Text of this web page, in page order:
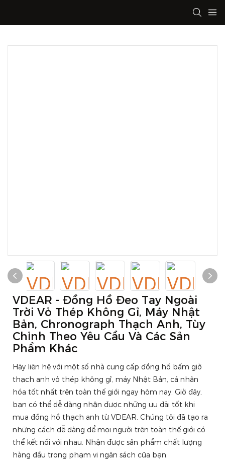
VDEAR - Đồng Hồ Đeo Tay Ngoài
Trời Vỏ Thép Không Gỉ, Máy Nhật
Bản, Chronograph Thạch Anh, Tùy
Chỉnh Theo Yêu Cầu Và Các Sản
Phẩm Khác
Hãy liên hệ với một số nhà cung cấp đồng hồ bấm giờ
thạch anh vỏ thép không gỉ, máy Nhật Bản, cá nhân
hóa tốt nhất trên toàn thế giới ngay hôm nay. Giờ đây,
bạn có thể dễ dàng nhận được những ưu đãi tốt khi
mua đồng hồ thạch anh từ VDEAR. Chúng tôi đã tạo ra
những cách dễ dàng để mọi người trên toàn thế giới có
thể kết nối với nhau. Nhận được sản phẩm chất lượng
hàng đầu trong phạm vi ngân sách của bạn.